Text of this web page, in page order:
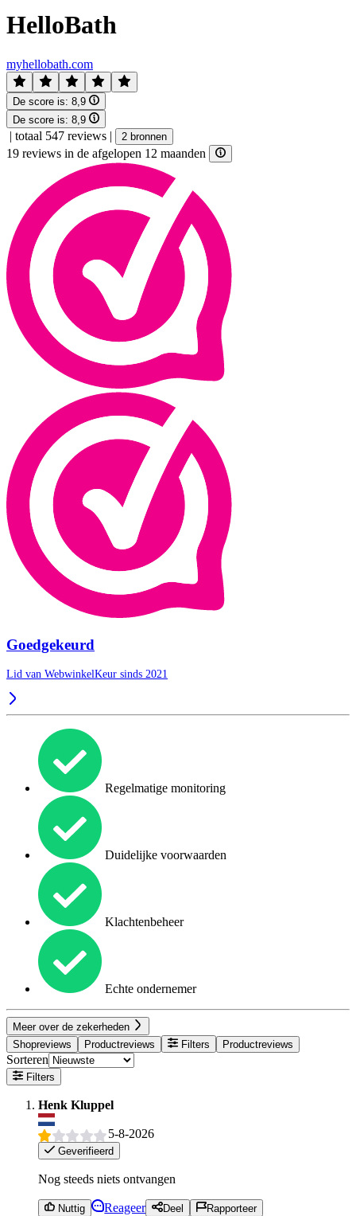
HelloBath
myhellobath.com
De score is: 8,9
De score is: 8,9
| totaal 547 reviews | 2 bronnen
19 reviews in de afgelopen 12 maanden
Goedgekeurd
Lid van WebwinkelKeur sinds 2021
Regelmatige monitoring
Duidelijke voorwaarden
Klachtenbeheer
Echte ondernemer
Meer over de zekerheden
Shopreviews
Productreviews Filters Productreviews
Sorteren
Filters
Henk Kluppel
5-8-2026
Geverifieerd
Nog steeds niets ontvangen
Nuttig Reageer Deel Rapporteer